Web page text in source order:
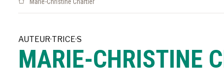
AUTEUR·TRICE·S
MARIE-CHRISTINE